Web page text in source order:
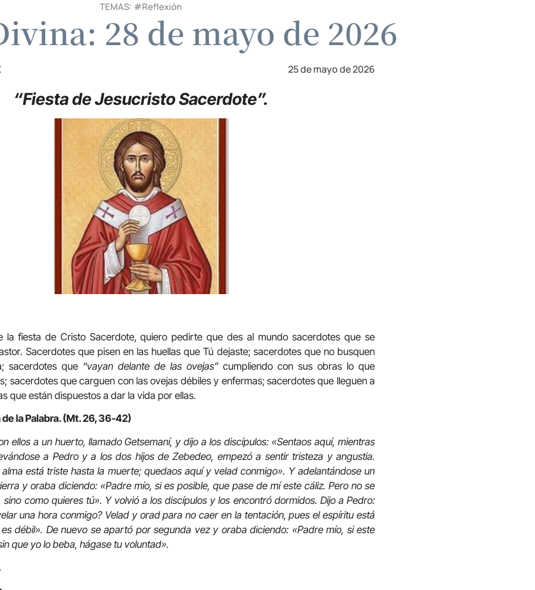
TEMAS: #Reflexión
28 de mayo de 2026
25 de mayo de 2026
“Fiesta de Jesucristo Sacerdote”.
la fiesta de Cristo Sacerdote, quiero pedirte que des al mundo sacerdotes que se
Sacerdotes que pisen en las huellas que Tú dejaste; sacerdotes que no busquen
sacerdotes que “vayan delante de las ovejas”cumpliendo con sus obras lo que
sacerdotes que carguen con las ovejas débiles y enfermas; sacerdotes que lleguen a
que están dispuestos a dar la vida por ellas.
la Palabra. (Mt. 26, 36-42)
ellos a un huerto, llamado Getsemaní, y dijo a los discípulos: «Sentaos aquí, mientras
a Pedro y a los dos hijos de Zebedeo, empezó a sentir tristeza y angustia.
está triste hasta la muerte; quedaos aquí y velad conmigo». Y adelantándose un
y oraba diciendo: «Padre mío, si es posible, que pase de mí este cáliz. Pero no se
como quieres tú». Y volvió a los discípulos y los encontró dormidos. Dijo a Pedro:
una hora conmigo? Velad y orad para no caer en la tentación, pues el espíritu está
débil». De nuevo se apartó por segunda vez y oraba diciendo: «Padre mío, si este
que yo lo beba, hágase tu voluntad».